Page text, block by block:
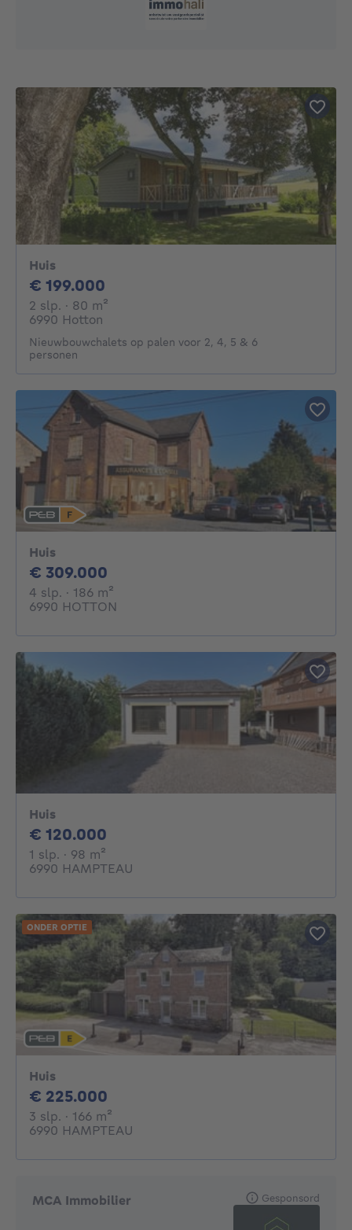
Huis
€ 199.000
2 slp. 2 slaapkamers
· 80 m²
6990 Hotton
Nieuwbouwchalets op palen voor 2, 4, 5 & 6
personen
Huis
€ 309.000
4 slp. 4 slaapkamers
· 186 m²
6990 HOTTON
Huis
€ 120.000
1 slp. 1 slaapkamer
· 98 m²
6990 HAMPTEAU
Huis
€ 225.000
3 slp. 3 slaapkamers
· 166 m²
6990 HAMPTEAU
ONDER OPTIE
MCA Immobilier Gesponsord